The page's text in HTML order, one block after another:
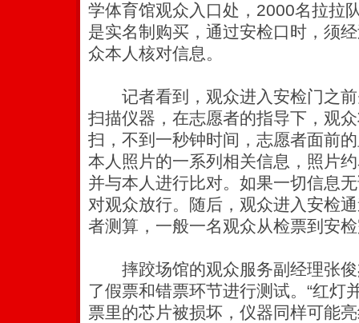
学体育馆观众入口处，2000名拉拉
是实名制购买，通过安检口时，须
众本人核对信息。
记者看到，观众进入安检门之前
扫描仪器，在志愿者的指导下，观
扫，不到一秒钟时间，志愿者面前
本人照片的一系列相关信息，照片
并与本人进行比对。如果一切信息
对观众放行。随后，观众进入安检
者测算，一般一名观众从检票到安
摔跤场馆的观众服务副经理张俊
了假票和错票环节进行测试。“红灯
票里的芯片被损坏，仪器同样可能